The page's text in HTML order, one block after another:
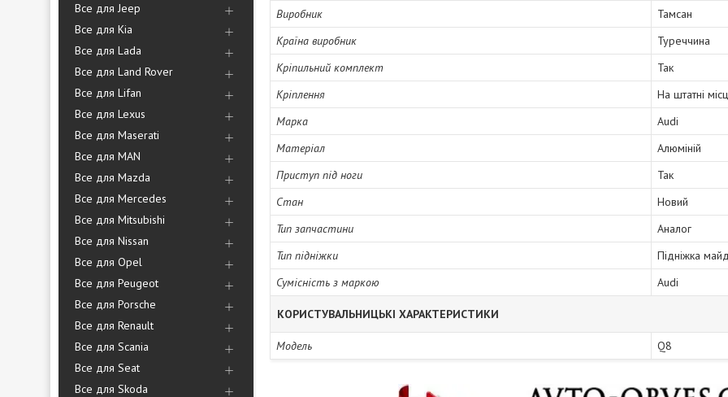
Все для Jeep
Все для Kia
Все для Lada
Все для Land Rover
Все для Lifan
Все для Lexus
Все для Maserati
Все для MAN
Все для Mazda
Все для Mercedes
Все для Mitsubishi
Все для Nissan
Все для Opel
Все для Peugeot
Все для Porsche
Все для Renault
Все для Scania
Все для Seat
Все для Skoda
Виробник
Тамсан
Країна виробник
Туреччина
Кріпильний комплект
Так
Кріплення
На штатні
Марка
Audi
Матеріал
Алюміній
Приступ під ноги
Так
Стан
Новий
Тип запчастини
Аналог
Тип підніжки
Підніжка
Сумісність з маркою
Audi
КОРИСТУВАЛЬНИЦЬКІ ХАРАКТЕРИСТИКИ
Мoдель Q8